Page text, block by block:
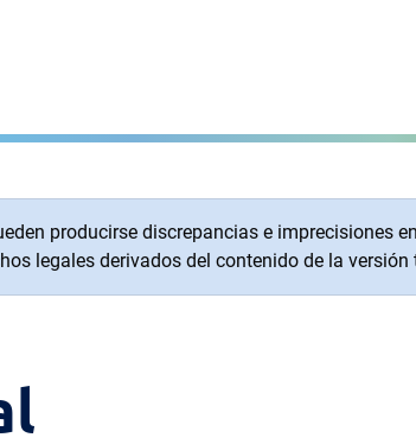
producirse discrepancias e imprecisiones
legales derivados del contenido de la versión